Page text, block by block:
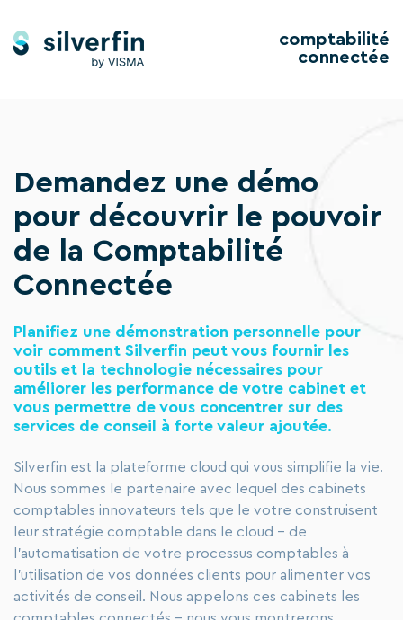
comptabilité
connectée
Demandez une démo
pour découvrir le pouvoir
de la Comptabilité
Connectée
Planifiez une démonstration personnelle pour
voir comment Silverfin peut vous fournir les
outils et la technologie nécessaires pour
améliorer les performance de votre cabinet et
vous permettre de vous concentrer sur des
services de conseil à forte valeur ajoutée.
Silverfin est la plateforme cloud qui vous simplifie la vie.
Nous sommes le partenaire avec lequel des cabinets
comptables innovateurs tels que le votre construisent
leur stratégie comptable dans le cloud - de
l’automatisation de votre processus comptables à
l’utilisation de vos données clients pour alimenter vos
activités de conseil. Nous appelons ces cabinets les